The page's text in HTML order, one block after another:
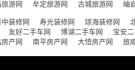
游网 牟定旅游网 古城旅游网 岫
中装修网 寿光装修网 琼海装修网
友好二手车网 博湖二手车网 宝安二
产网 南平房产网 大悟房产网 旅